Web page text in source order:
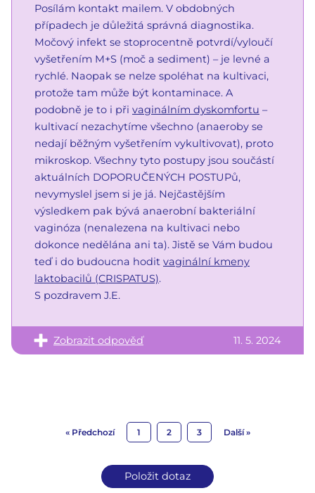
Posílám kontakt mailem. V obdobných
případech je důležitá správná diagnostika.
Močový infekt se stoprocentně potvrdí/vyloučí
vyšetřením M+S (moč a sediment) – je levné a
rychlé. Naopak se nelze spoléhat na kultivaci,
protože tam může být kontaminace. A
podobně je to i při vaginálním dyskomfortu –
kultivací nezachytíme všechno (anaeroby se
nedají běžným vyšetřením vykultivovat), proto
mikroskop. Všechny tyto postupy jsou součástí
aktuálních DOPORUČENÝCH POSTUPů,
nevymyslel jsem si je já. Nejčastějším
výsledkem pak bývá anaerobní bakteriální
vaginóza (nenalezena na kultivaci nebo
dokonce nedělána ani ta). Jistě se Vám budou
teď i do budoucna hodit vaginální kmeny
laktobacilů (CRISPATUS).
S pozdravem J.E.
Zobrazit odpověď 11. 5. 2024
« Předchozí 1 2 3 Další »
Položit dotaz